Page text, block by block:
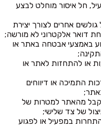
חל איסור מוחלט לבצע
אחרים לצורך יצירת
דואר אלקטרוני לא מורשה;
באמצעי אבטחה באתר או
או להתחזות לאתר או
התמיכה או דיווחים
מהאתר למטרות של
של צד שלישי;
במפעיל או לפגוע